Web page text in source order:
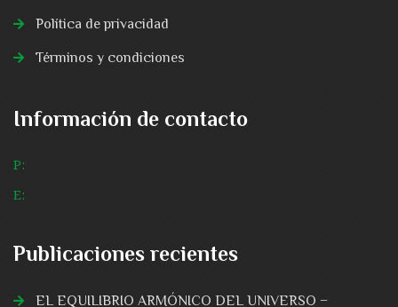
Política de privacidad
Términos y condiciones
Información de contacto
P:
E:
Publicaciones recientes
EL EQUILIBRIO ARMÓNICO DEL UNIVERSO −